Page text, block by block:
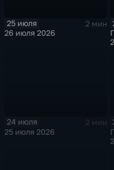
25 июля
2 мин
26 июля 2026
24 июля
2 мин
25 июля 2026